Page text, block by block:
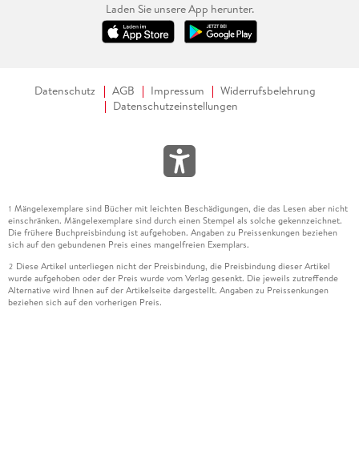
Laden Sie unsere App herunter.
Datenschutz AGB Impressum
Widerrufsbelehrung
Datenschutzeinstellungen
1 Mängelexemplare sind Bücher mit leichten Beschädigungen, die das Lesen aber nicht
einschränken. Mängelexemplare sind durch einen Stempel als solche gekennzeichnet.
Die frühere Buchpreisbindung ist aufgehoben. Angaben zu Preissenkungen beziehen
sich auf den gebundenen Preis eines mangelfreien Exemplars.
2 Diese Artikel unterliegen nicht der Preisbindung, die Preisbindung dieser Artikel
wurde aufgehoben oder der Preis wurde vom Verlag gesenkt. Die jeweils zutreffende
Alternative wird Ihnen auf der Artikelseite dargestellt. Angaben zu Preissenkungen
beziehen sich auf den vorherigen Preis.